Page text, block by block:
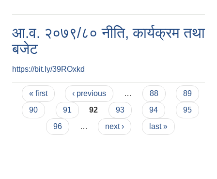
आ.व. २०७९/८० नीति, कार्यक्रम तथा
बजेट
https://bit.ly/39ROxkd
Pages
« first ‹ previous … 88
89
90
91 92 93 94
95
96
… next › last »